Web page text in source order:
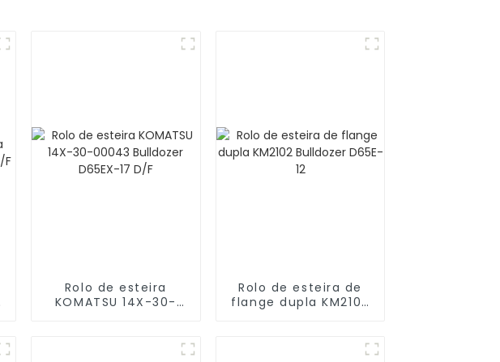
Rolo de esteira
KOMATSU 14X-30-
Rolo de esteira de
flange dupla KM2102